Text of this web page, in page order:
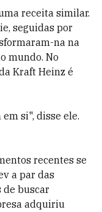
receita similar.
seguidas por
na na
mundo. No
Kraft Heinz é
si", disse ele.
recentes se
a par das
de buscar
adquiriu